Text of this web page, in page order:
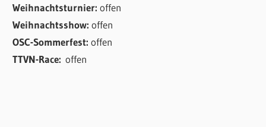
Weihnachtsturnier:offen
Weihnachtsshow:offen
OSC-Sommerfest:offen
TTVN-Race:offen